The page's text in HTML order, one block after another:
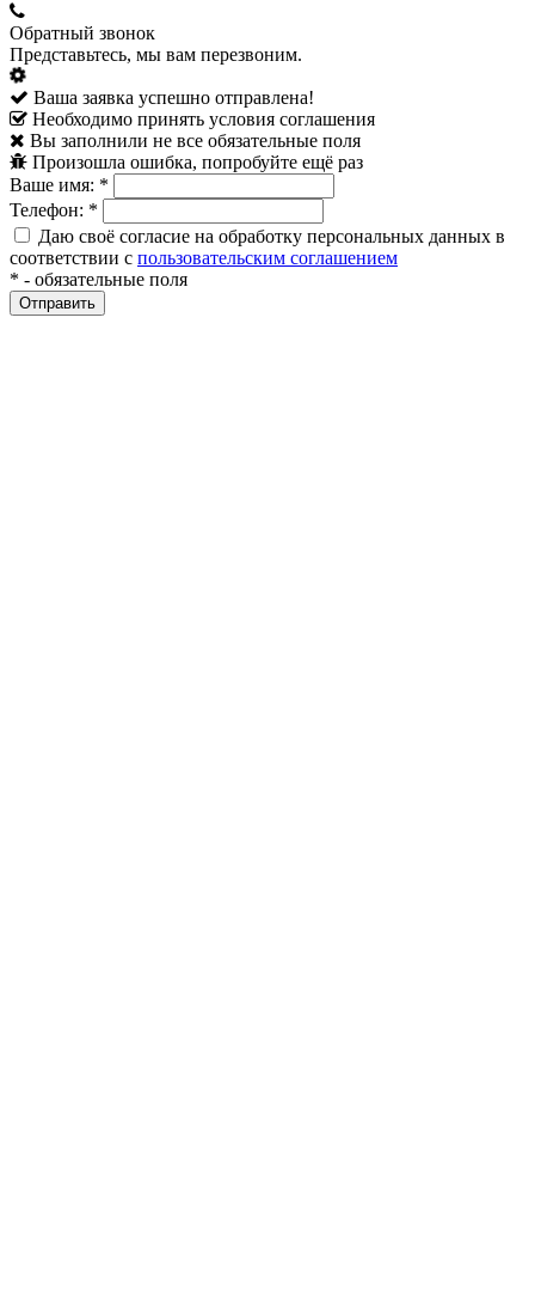
Обратный звонок
Представьтесь, мы вам перезвоним.
Ваша заявка успешно отправлена!
Необходимо принять условия соглашения
Вы заполнили не все обязательные поля
Произошла ошибка, попробуйте ещё раз
Ваше имя: *
Телефон: *
Даю своё согласие на обработку персональных данных в
соответствии с пользовательским соглашением
* - обязательные поля